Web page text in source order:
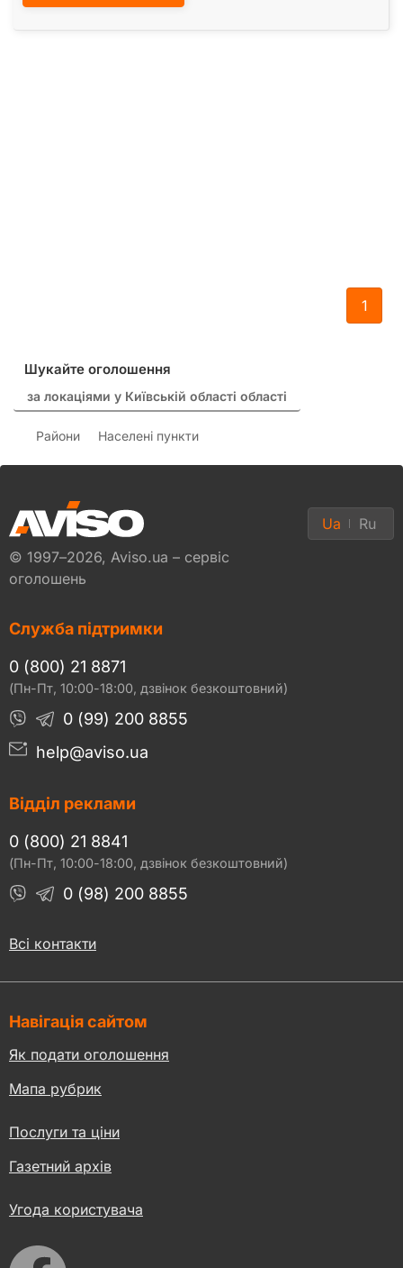
1
Шукайте оголошення
за локаціями у Київській області області
Райони Населені пункти
© 1997–2026, Aviso.ua – сервіс
оголошень
Ua Ru
Служба підтримки
0 (800) 21 8871
(Пн-Пт, 10:00-18:00, дзвінок безкоштовний)
0 (99) 200 8855
help@aviso.ua
Відділ реклами
0 (800) 21 8841
(Пн-Пт, 10:00-18:00, дзвінок безкоштовний)
0 (98) 200 8855
Всі контакти
Навігація сайтом
Як подати оголошення
Мапа рубрик
Послуги та ціни
Газетний архів
Угода користувача